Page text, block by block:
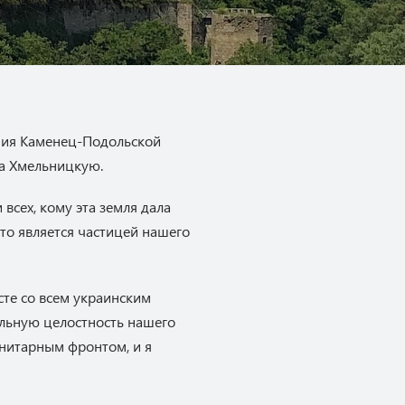
Каменец-Подольской
Хмельницкую.
кому эта земля дала
является частицей нашего
со всем украинским
целостность нашего
фронтом, и я